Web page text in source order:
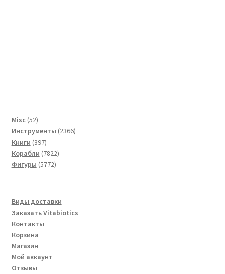
Misc 5252
товара
Инструменты 23662366
Книги 397397
товаров
Корабли 78227822
Фигуры 57725772
Виды доставки
Заказать Vitabiotics
Контакты
Корзина
Магазин
Мой аккаунт
Отзывы